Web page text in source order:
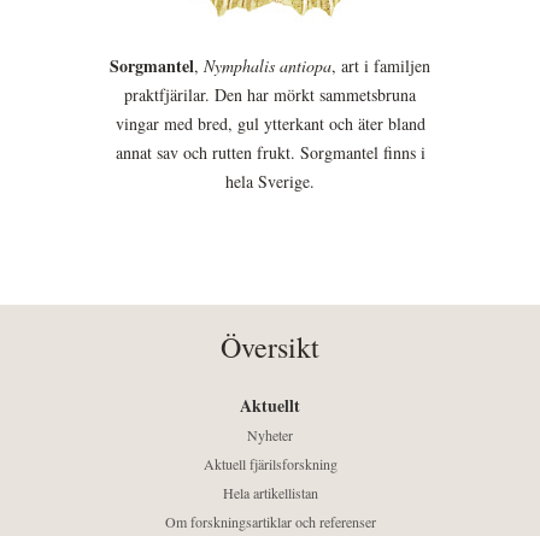
Sorgmantel, Nymphalis antiopa, art i familjen
praktfjärilar. Den har mörkt sammetsbruna
vingar med bred, gul ytterkant och äter bland
annat sav och rutten frukt. Sorgmantel finns i
hela Sverige.
Översikt
Aktuellt
Nyheter
Aktuell fjärilsforskning
Hela artikellistan
Om forskningsartiklar och referenser